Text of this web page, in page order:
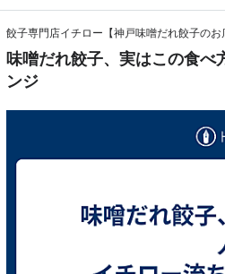
餃子専門店イチロー【神戸味噌だれ餃子のお
味噌だれ餃子、実はこの食べ
ンジ